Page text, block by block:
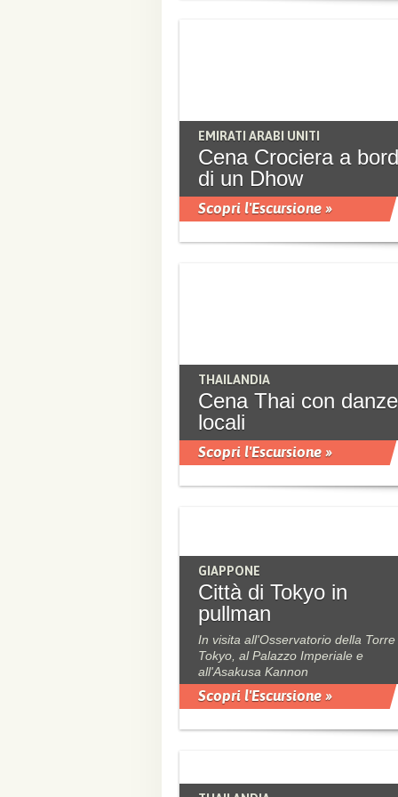
EMIRATI ARABI UNITI
Cena Crociera a
di un Dhow
Scopri l'Escursione »
THAILANDIA
Cena Thai con danze
locali
Scopri l'Escursione »
GIAPPONE
Città di Tokyo in
pullman
In visita all'Osservatorio della Torre
Tokyo, al Palazzo Imperiale e
all'Asakusa Kannon
Scopri l'Escursione »